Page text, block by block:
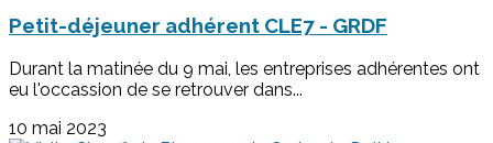
Petit-déjeuner adhérent CLE7 - GRDF
Durant la matinée du 9 mai, les entreprises adhérentes ont
eu l'occassion de se retrouver dans...
10 mai 2023